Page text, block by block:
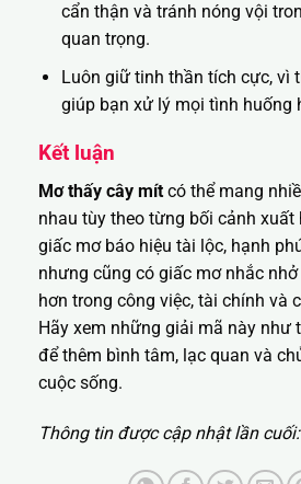
cẩn thận và tránh nóng vội
quan trọng.
Luôn giữ tinh thần tích cực, vì
giúp bạn xử lý mọi tình huống
Kết luận
Mơ thấy cây mít có thể mang
nhau tùy theo từng bối cảnh xuất
giấc mơ báo hiệu tài lộc, hạnh
nhưng cũng có giấc mơ nhắc
hơn trong công việc, tài chính và
Hãy xem những giải mã này như
để thêm bình tâm, lạc quan và
cuộc sống.
Thông tin được cập nhật lần